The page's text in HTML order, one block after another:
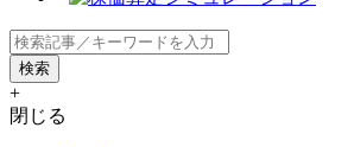
+
閉じる